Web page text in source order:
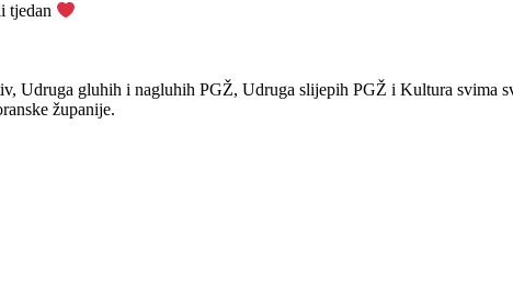
tjedan
Udruga gluhih i nagluhih PGŽ, Udruga slijepih PGŽ i Kultura svima
županije.